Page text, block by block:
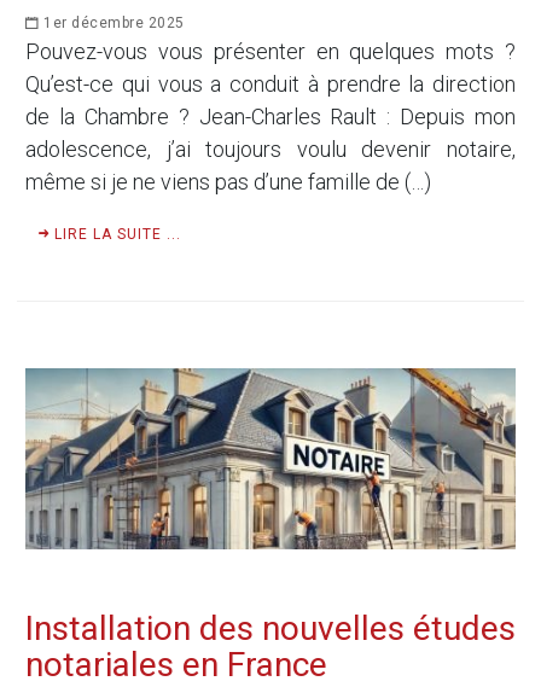
1er décembre 2025
Pouvez-vous vous présenter en quelques mots ?
Qu’est-ce qui vous a conduit à prendre la direction
de la Chambre ? Jean-Charles Rault : Depuis mon
adolescence, j’ai toujours voulu devenir notaire,
même si je ne viens pas d’une famille de (…)
LIRE LA SUITE ...
Installation des nouvelles études
notariales en France